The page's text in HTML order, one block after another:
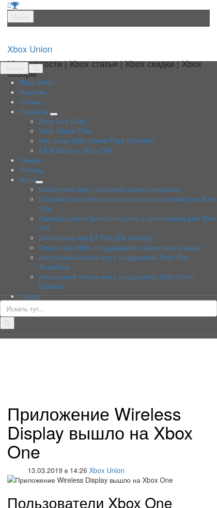
к
Xbox Union
Xbox новости | Xbox статьи | Xbox скидки | Xbox
обзоры
Перейти
к
содержанию
Xbox Union
Новости
Статьи
Подписки
раскрыть
дочернее
меню
Xbox Live Gold
Xbox Game Pass
Что такое Xbox Game Pass Ultimate?
EA Access на Xbox One
Скидки
Обзоры
Игры
раскрыть
дочернее
меню
Библиотека игр с обратной совместимостью
Полный список бесплатных игр и дополнений для Xbox
One
Полный список бесплатных игр и дополнений для Xbox
360
Библиотека игр EA Play [EA Access]
Список игр Xbox c поддержкой клавиатуры и мыши
Актуальный список игр с поддержкой Xbox Play
Anywhere
Актуальный список игр с поддержкой Xbox Smart
Delivery
Гайды
Искать:
Приложение Wireless
Display вышло на Xbox
One
13.03.2019 в 14:26 Xbox Union
Пользователи Xbox One